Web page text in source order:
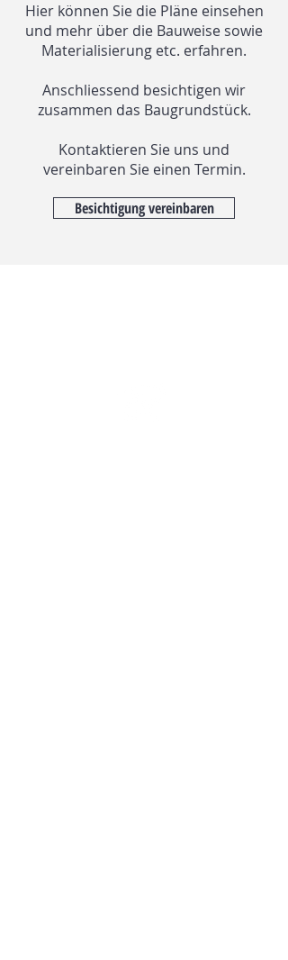
Hier können Sie die Pläne einsehen
und mehr über die Bauweise sowie
Materialisierung etc. erfahren.
Anschliessend besichtigen wir
zusammen das Baugrundstück.
Kontaktieren Sie uns und
vereinbaren Sie einen Termin.
Besichtigung vereinbaren